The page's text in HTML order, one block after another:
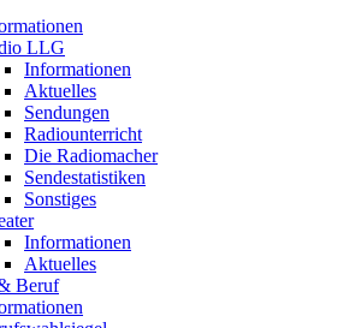
LLG
Informationen
Aktuelles
Sendungen
Radiounterricht
Die Radiomacher
Sendestatistiken
Sonstiges
Informationen
Aktuelles
Beruf